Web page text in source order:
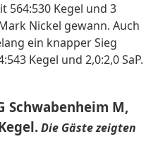
564:530 Kegel und 3
Nickel gewann. Auch
ein knapper Sieg
Kegel und 2,0:2,0 SaP.
Schwabenheim M,
Die Gäste zeigten